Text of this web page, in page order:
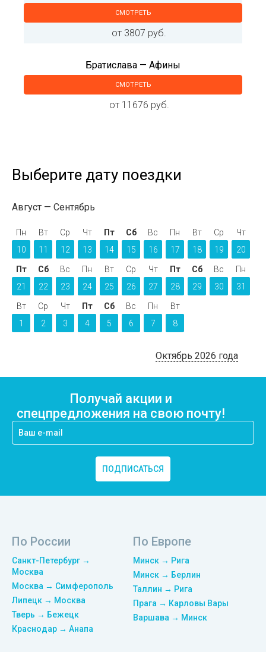
СМОТРЕТЬ
от 3807 руб.
Братислава — Афины
СМОТРЕТЬ
от 11676 руб.
Выберите дату поездки
Август Сентябрь
Пн
10
Вт
11
Ср
12
Чт
13
Пт
14
Сб
15
Вс
16
Пн
17
Вт
18
Ср
19
Чт
20
Пт
21
Сб
22
Вс
23
Пн
24
Вт
25
Ср
26
Чт
27
Пт
28
Сб
29
Вс
30
Пн
31
Вт
1
Ср
2
Чт
3
Пт
4
Сб
5
Вс
6
Пн
7
Вт
8
Октябрь 2026 года
Получай акции и
спецпредложения на свою почту!
ПОДПИСАТЬСЯ
По России
Санкт-Петербург →
Москва
Москва → Симферополь
Липецк → Москва
Тверь → Бежецк
Краснодар → Анапа
По Европе
Минск → Рига
Минск → Берлин
Таллин → Рига
Прага → Карловы Вары
Варшава → Минск